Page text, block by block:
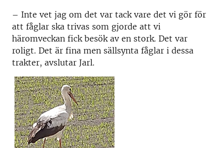
– Inte vet jag om det var tack vare det vi gör för
att fåglar ska trivas som gjorde att vi
häromveckan fick besök av en stork. Det var
roligt. Det är fina men sällsynta fåglar i dessa
trakter, avslutar Jarl.